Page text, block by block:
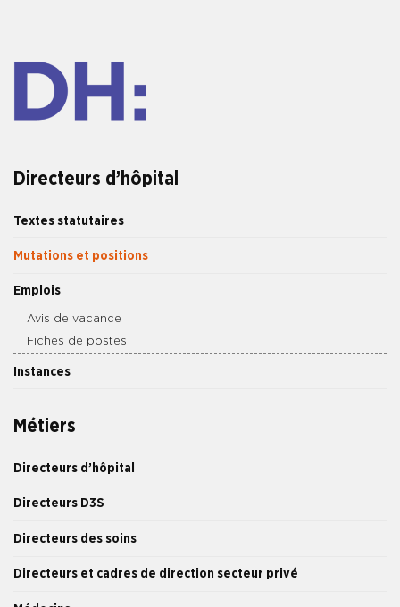
Directeurs d’hôpital
Textes statutaires
Mutations et positions
Emplois
Avis de vacance
Fiches de postes
Instances
Métiers
Directeurs d’hôpital
Directeurs D3S
Directeurs des soins
Directeurs et cadres de direction secteur privé